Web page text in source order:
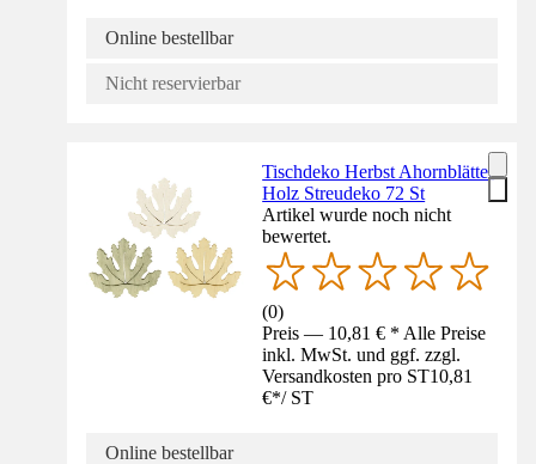
Online bestellbar
Nicht reservierbar
Tischdeko Herbst Ahornblätter
Holz Streudeko 72 St
Artikel wurde noch nicht
bewertet.
(0)
Preis — 10,81 € * Alle Preise
inkl. MwSt. und ggf. zzgl.
Versandkosten pro ST10,81
€*/ ST
Online bestellbar